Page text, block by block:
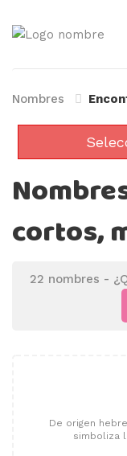
Nombres
cortos,
22 nombres -
De origen
simboliza